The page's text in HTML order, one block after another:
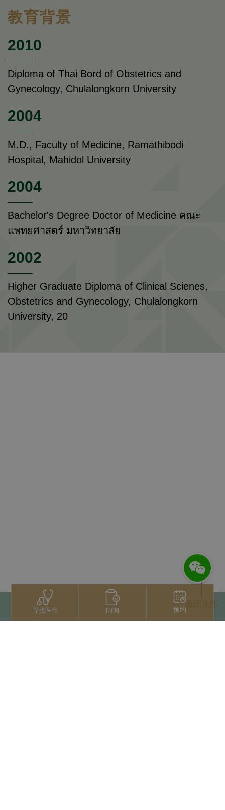
教育背景
2010
Diploma of Thai Bord of Obstetrics and
Gynecology, Chulalongkorn University
2004
M.D., Faculty of Medicine, Ramathibodi
Hospital, Mahidol University
2004
Bachelor's Degree Doctor of Medicine คณะ
แพทยศาสตร์ มหาวิทยาลัย
2002
Higher Graduate Diploma of Clinical Scienes,
Obstetrics and Gynecology, Chulalongkorn
University, 20
寻找医生 问询 预约
返回顶部